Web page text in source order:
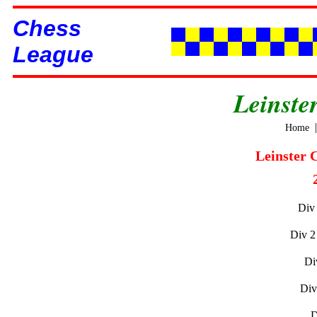
Chess
League
Home
Leinster
Div
Div 2